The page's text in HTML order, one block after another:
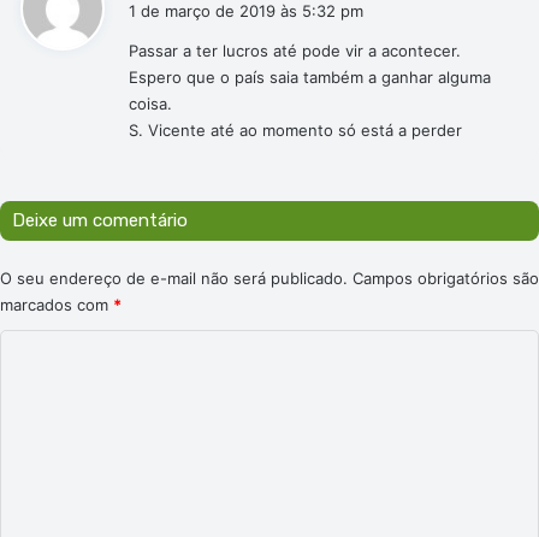
s
e
1 de março de 2019 às 5:32 pm
Passar a ter lucros até pode vir a acontecer.
Espero que o país saia também a ganhar alguma
coisa.
S. Vicente até ao momento só está a perder
Deixe um comentário
O seu endereço de e-mail não será publicado. Campos obrigatórios são
marcados com *